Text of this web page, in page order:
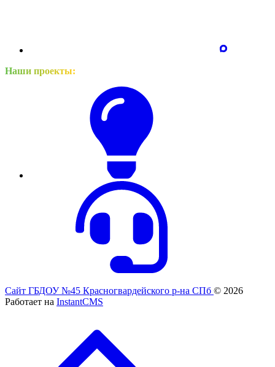
Наши проекты:
Сайт ГБДОУ №45 Красногвардейского р-на СПб © 2026
Работает на InstantCMS